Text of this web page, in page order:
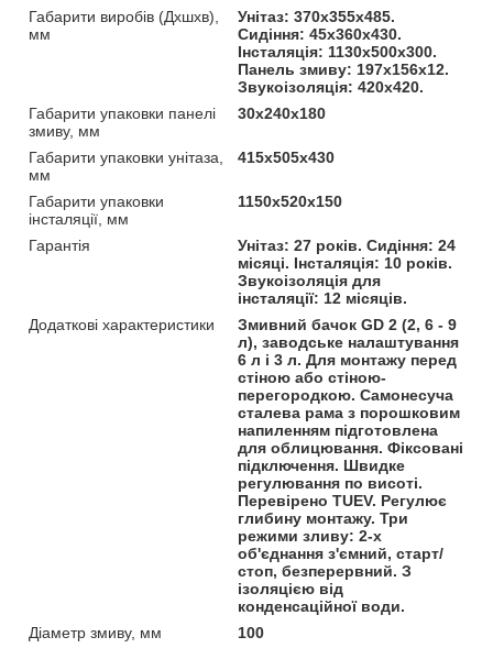
Габарити виробів (Дхшхв),
мм
Унітаз: 370х355х485.
Сидіння: 45х360х430.
Інсталяція: 1130х500х300.
Панель змиву: 197х156х12.
Звукоізоляція: 420х420.
Габарити упаковки панелі
змиву, мм
30х240х180
Габарити упаковки унітаза,
мм
415х505х430
Габарити упаковки
інсталяції, мм
1150х520х150
Гарантія
Унітаз: 27 років. Сидіння: 24
місяці. Інсталяція: 10 років.
Звукоізоляція для
інсталяції: 12 місяців.
Додаткові характеристики
Змивний бачок GD 2 (2, 6 - 9
л), заводське налаштування
6 л і 3 л. Для монтажу перед
стіною або стіною-
перегородкою. Самонесуча
сталева рама з порошковим
напиленням підготовлена
для облицювання. Фіксовані
підключення. Швидке
регулювання по висоті.
Перевірено TUEV. Регулює
глибину монтажу. Три
режими зливу: 2-х
об'єднання з'ємний, старт/
стоп, безперервний. З
ізоляцією від
конденсаційної води.
Діаметр змиву, мм
100